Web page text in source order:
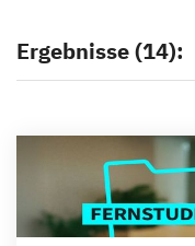
Ergebnisse (14):